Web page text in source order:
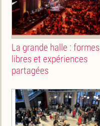
La grande halle : formes
libres et expériences
partagées